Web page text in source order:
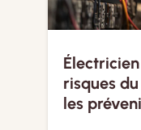
risques
les